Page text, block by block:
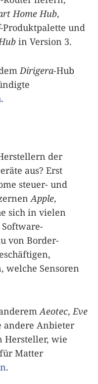
Home Hub,
-Produktpalette und
in Version 3.
Dirigera-Hub
.
der
aus? Erst
steuer- und
Apple,
sich in vielen
von Border-
welche Sensoren
Aeotec, Eve
andere Anbieter
Hersteller, wie
Matter
.